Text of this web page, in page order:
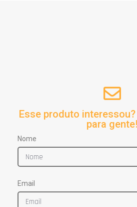
Esse produto
para gente!
Nome
Email